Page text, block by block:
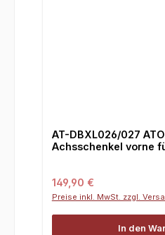
AT-DBXL026/027
Achsschenkel vorne
Regulärer Preis:
149,90 €
Preise inkl. MwSt. zzgl.
In den